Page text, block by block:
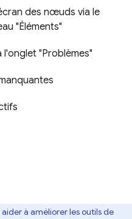
des nœuds via le
"Éléments"
"Problèmes"
aider à améliorer les outils de